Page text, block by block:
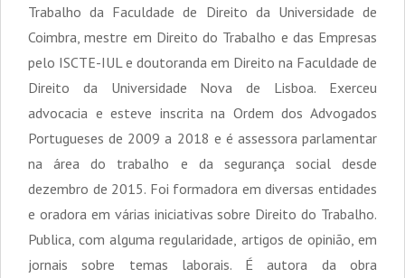
Trabalho da Faculdade de Direito da Universidade de
Coimbra, mestre em Direito do Trabalho e das Empresas
pelo ISCTE-IUL e doutoranda em Direito na Faculdade de
Direito da Universidade Nova de Lisboa. Exerceu
advocacia e esteve inscrita na Ordem dos Advogados
Portugueses de 2009 a 2018 e é assessora parlamentar
na área do trabalho e da segurança social desde
dezembro de 2015. Foi formadora em diversas entidades
e oradora em várias iniciativas sobre Direito do Trabalho.
Publica, com alguma regularidade, artigos de opinião, em
jornais sobre temas laborais. É autora da obra